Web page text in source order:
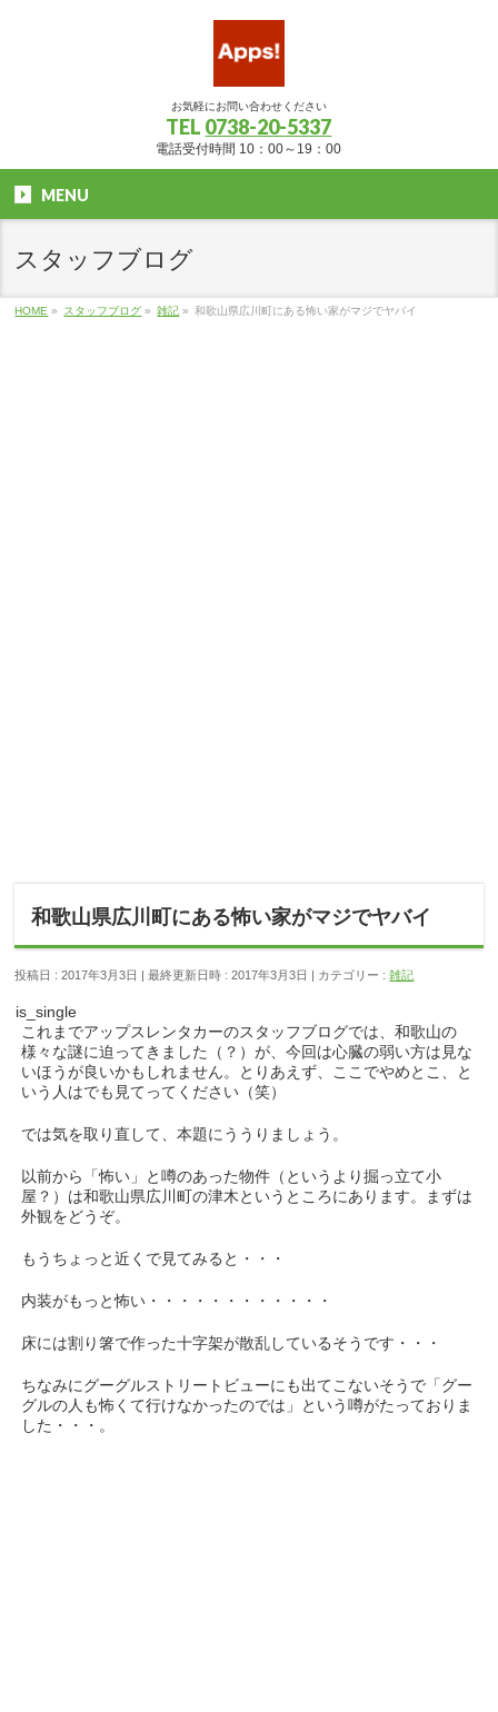
お気軽にお問い合わせください
TEL 0738-20-5337
電話受付時間 10：00～19：00
MENU
スタッフブログ
HOME » スタッフブログ » 雑記 » 和歌山県広川町にある怖い家がマジでヤバイ
和歌山県広川町にある怖い家がマジでヤバイ
投稿日 : 2017年3月3日 最終更新日時 : 2017年3月3日 カテゴリー :雑記
is_single
これまでアップスレンタカーのスタッフブログでは、和歌山の
様々な謎に迫ってきました（？）が、今回は心臓の弱い方は見な
いほうが良いかもしれません。とりあえず、ここでやめとこ、と
いう人はでも見てってください（笑）
では気を取り直して、本題にううりましょう。
以前から「怖い」と噂のあった物件（というより掘っ立て小
屋？）は和歌山県広川町の津木というところにあります。まずは
外観をどうぞ。
もうちょっと近くで見てみると・・・
内装がもっと怖い・・・・・・・・・・・・
床には割り箸で作った十字架が散乱しているそうです・・・
ちなみにグーグルストリートビューにも出てこないそうで「グー
グルの人も怖くて行けなかったのでは」という噂がたっておりま
した・・・。